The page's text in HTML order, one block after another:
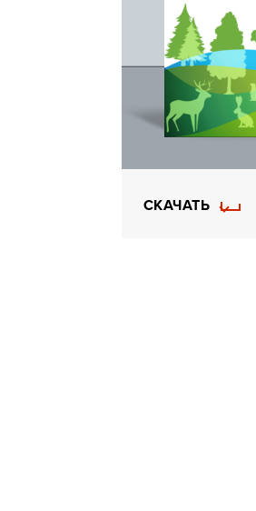
СКАЧАТЬ